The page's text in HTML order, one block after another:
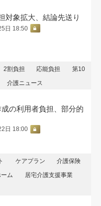
対象拡大、結論先送り
日 18:50
2割負担 応能負担
第10
介護ニュース
の利用者負担、部分的
日 18:00
ケアプラン
介護保険
ム
居宅介護⽀援事業